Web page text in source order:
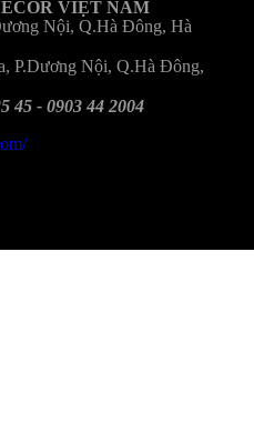
VIỆT NAM
Nội, Q.Hà Đông, Hà
P.Dương Nội, Q.Hà Đông,
45 - 0903 44 2004